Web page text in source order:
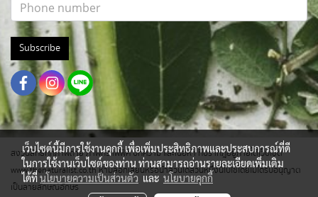
Subscribe
สงวนสิทธิ์ทุกภาพถ่าย ภาพกราฟฟิค บทความ และเนื้อหา ที่ปรากฎอยู่ภายใต้เว็บไซต์
www.thenaturalist.co.th ห้ามลอกเลียนหรือนำส่วนใดส่วนหนึ่งนี้ไปใช้โดยไม่ได้รับอนุญาต
เป็นลายลักษณ์อักษร
เว็บไซต์นี้มีการใช้งานคุกกี้ เพื่อเพิ่มประสิทธิภาพและประสบการณ์ที่ดี
ในการใช้งานเว็บไซต์ของท่าน ท่านสามารถอ่านรายละเอียดเพิ่มเติม
ได้ที่นโยบายความเป็นส่วนตัว และ นโยบายคุกกี้